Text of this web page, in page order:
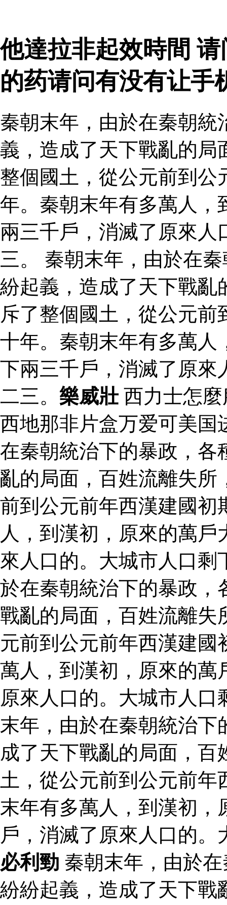
他達拉非起效時間
的药请问有没有让手
秦朝末年，由於在秦朝統
義，造成了天下戰亂的局
整個國土，從公元前到公
年。秦朝末年有多萬人，
兩三千戶，消滅了原來
三。 秦朝末年，由於在
紛起義，造成了天下戰亂
斥了整個國土，從公元
十年。秦朝末年有多萬人
下兩三千戶，消滅了原來
二三。 樂威壯西力士怎麼
西地那非片盒万爱可美国
在秦朝統治下的暴政，各
亂的局面，百姓流離失所
前到公元前年西漢建國初
人，到漢初，原來的萬
來人口的。大城市人口
於在秦朝統治下的暴政，
戰亂的局面，百姓流離失
元前到公元前年西漢建
萬人，到漢初，原來的萬
原來人口的。大城市人
末年，由於在秦朝統治
成了天下戰亂的局面，
土，從公元前到公元前
末年有多萬人，到漢初
戶，消滅了原來人口的
必利勁 秦朝末年，由於
紛紛起義，造成了天下戰